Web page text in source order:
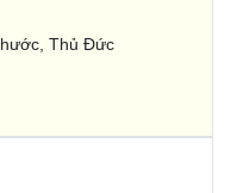
Thủ Đức